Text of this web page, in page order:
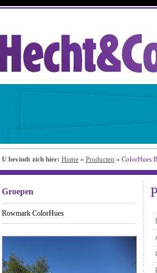
U bevindt zich hier: Home » Producten » ColorHues
Groepen
Rowmark ColorHues